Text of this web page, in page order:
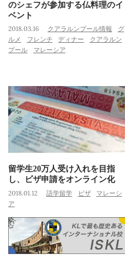
のシェフが参加する仏料理のイ
ベント
2018.03.16 クアラルンプール情報
グ
ルメ
フレンチ ディナー
クアラルン
プール
マレーシア
留学生20万人受け入れを目指
し、ビザ申請をオンライン化
2018.01.12 語学留学 ビザ
マレーシ
ア